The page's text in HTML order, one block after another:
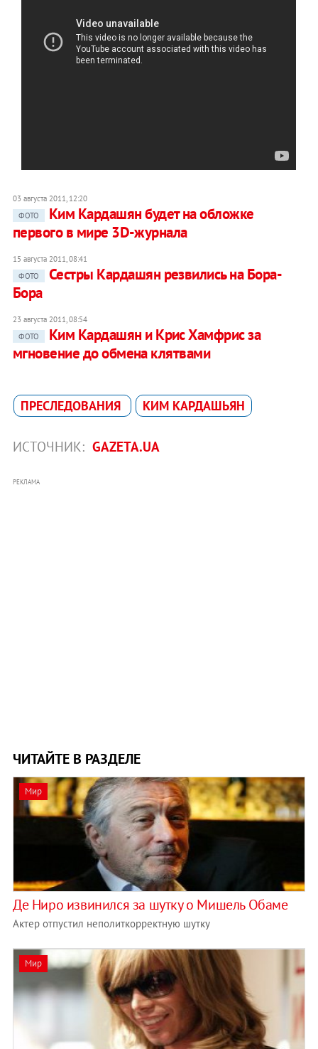
03 августа 2011, 12:20
ФОТО
Ким Кардашян будет на обложке
первого в мире 3D-журнала
15 августа 2011, 08:41
ФОТО
Сестры Кардашян резвились на Бора-
Бора
23 августа 2011, 08:54
ФОТО
Ким Кардашян и Крис Хамфрис за
мгновение до обмена клятвами
ПРЕСЛЕДОВАНИЯ КИМ КАРДАШЬЯН
ИСТОЧНИК: GAZETA.UA
РЕКЛАМА
ЧИТАЙТЕ В РАЗДЕЛЕ
Мир
Де Ниро извинился за шутку о Мишель Обаме
Актер отпустил неполиткорректную шутку
Мир